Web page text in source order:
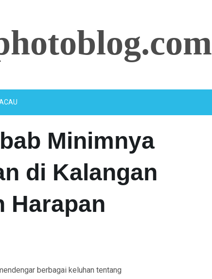
Minimnya
di Kalangan
Harapan
berbagai keluhan tentang